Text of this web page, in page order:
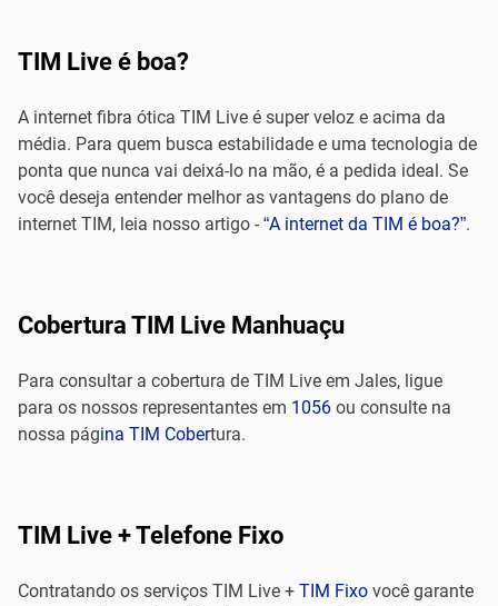
TIM Live é boa?
A internet fibra ótica TIM Live é super veloz e acima da
média. Para quem busca estabilidade e uma tecnologia de
ponta que nunca vai deixá-lo na mão, é a pedida ideal. Se
você deseja entender melhor as vantagens do plano de
internet TIM, leia nosso artigo - “A internet da TIM é boa?”.
Cobertura TIM Live Manhuaçu
Para consultar a cobertura de TIM Live em Jales, ligue
para os nossos representantes em 1056 ou consulte na
nossa página TIM Cobertura.
TIM Live + Telefone Fixo
Contratando os serviços TIM Live + TIM Fixo você garante